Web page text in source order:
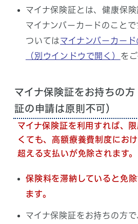
マイナ保険証とは、健康保
マイナンバーカードのこと
ついてはマイナンバーカー
（別ウインドウで開く） を
マイナ保険証をお持ちの
証の申請は原則不可）
マイナ保険証を利用すれば、
くても、高額療養費制度にお
超える支払いが免除されます。
保険料を滞納していると免
ます。
マイナ保険証をお持ちの方